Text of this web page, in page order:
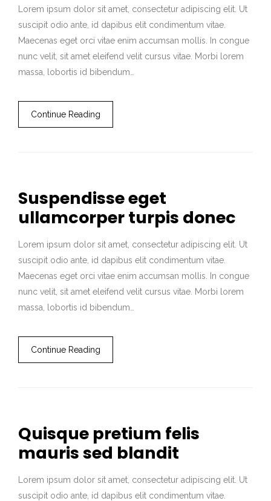
Lorem ipsum dolor sit amet, consectetur adipiscing elit. Ut
suscipit odio ante, id dapibus elit condimentum vitae.
Maecenas eget orci vitae enim accumsan mollis. In congue
nunc velit, sit amet eleifend velit cursus vitae. Morbi lorem
massa, lobortis id bibendum…
Continue Reading
Suspendisse eget
ullamcorper turpis donec
Lorem ipsum dolor sit amet, consectetur adipiscing elit. Ut
suscipit odio ante, id dapibus elit condimentum vitae.
Maecenas eget orci vitae enim accumsan mollis. In congue
nunc velit, sit amet eleifend velit cursus vitae. Morbi lorem
massa, lobortis id bibendum…
Continue Reading
Quisque pretium felis
mauris sed blandit
Lorem ipsum dolor sit amet, consectetur adipiscing elit. Ut
suscipit odio ante, id dapibus elit condimentum vitae.